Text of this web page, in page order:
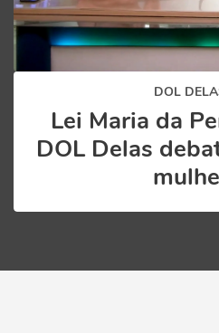
DOL
Lei Maria da
DOL Delas